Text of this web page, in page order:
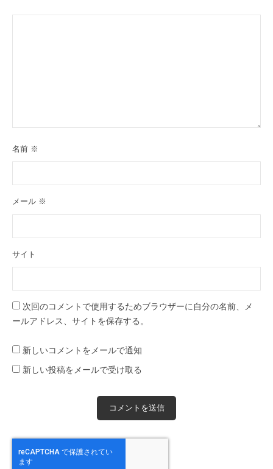
名前 ※
メール ※
サイト
次回のコメントで使用するためブラウザーに自分の名前、メ
ールアドレス、サイトを保存する。
新しいコメントをメールで通知
新しい投稿をメールで受け取る